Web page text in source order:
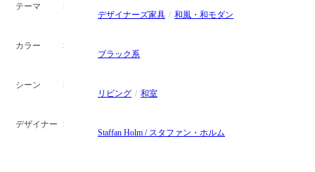
テーマ
デザイナーズ家具
和風・和モダン
カラー
ブラック系
シーン
リビング
和室
デザイナー
Staffan Holm / スタファン・ホルム